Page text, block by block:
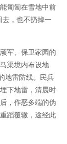
匍匐在雪地中前
去，也不扔掉一
军、保卫家园的
渠境内布设地
地雷防线。民兵
下地雷，清晨时
，作恶多端的伪
蹈覆辙，途经此